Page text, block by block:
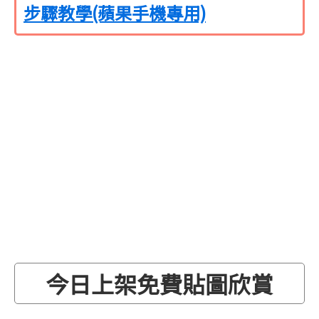
步驟教學(蘋果手機專用)
今日上架免費貼圖欣賞